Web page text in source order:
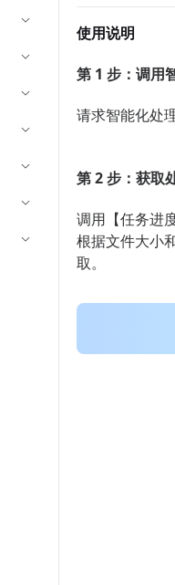
使用说明
第 1 步：调用
请求智能化处
第 2 步：获取
调用【任务进
根据文件大小
取。